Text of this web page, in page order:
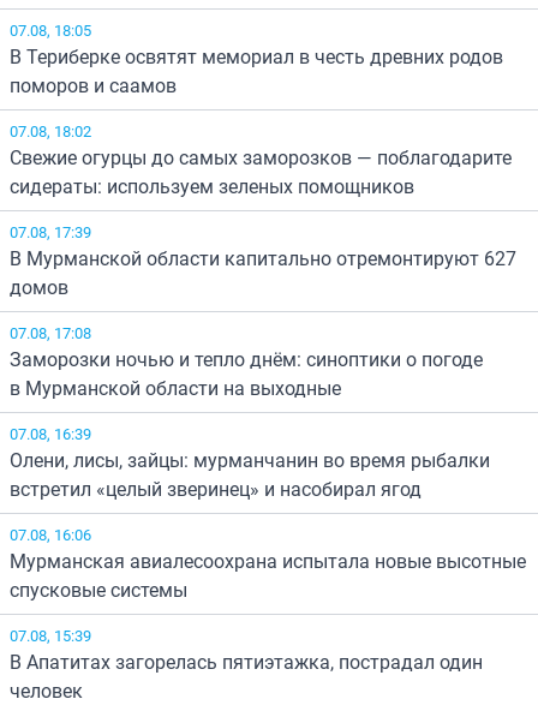
07.08, 18:05
В Териберке освятят мемориал в честь древних родов
поморов и саамов
07.08, 18:02
Свежие огурцы до самых заморозков — поблагодарите
сидераты: используем зеленых помощников
07.08, 17:39
В Мурманской области капитально отремонтируют 627
домов
07.08, 17:08
Заморозки ночью и тепло днём: синоптики о погоде
в Мурманской области на выходные
07.08, 16:39
Олени, лисы, зайцы: мурманчанин во время рыбалки
встретил «целый зверинец» и насобирал ягод
07.08, 16:06
Мурманская авиалесоохрана испытала новые высотные
спусковые системы
07.08, 15:39
В Апатитах загорелась пятиэтажка, пострадал один
человек